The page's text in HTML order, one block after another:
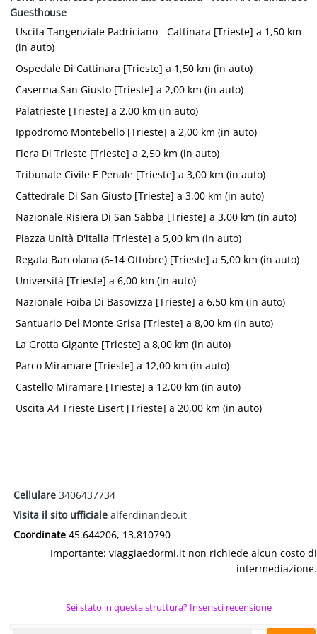
Guesthouse
Uscita Tangenziale Padriciano - Cattinara [Trieste] a 1,50 km
(in auto)
Ospedale Di Cattinara [Trieste] a 1,50 km (in auto)
Caserma San Giusto [Trieste] a 2,00 km (in auto)
Palatrieste [Trieste] a 2,00 km (in auto)
Ippodromo Montebello [Trieste] a 2,00 km (in auto)
Fiera Di Trieste [Trieste] a 2,50 km (in auto)
Tribunale Civile E Penale [Trieste] a 3,00 km (in auto)
Cattedrale Di San Giusto [Trieste] a 3,00 km (in auto)
Nazionale Risiera Di San Sabba [Trieste] a 3,00 km (in auto)
Piazza Unità D'italia [Trieste] a 5,00 km (in auto)
Regata Barcolana (6-14 Ottobre) [Trieste] a 5,00 km (in auto)
Università [Trieste] a 6,00 km (in auto)
Nazionale Foiba Di Basovizza [Trieste] a 6,50 km (in auto)
Santuario Del Monte Grisa [Trieste] a 8,00 km (in auto)
La Grotta Gigante [Trieste] a 8,00 km (in auto)
Parco Miramare [Trieste] a 12,00 km (in auto)
Castello Miramare [Trieste] a 12,00 km (in auto)
Uscita A4 Trieste Lisert [Trieste] a 20,00 km (in auto)
Cellulare 3406437734
Visita il sito ufficiale alferdinandeo.it
Coordinate 45.644206, 13.810790
Importante: viaggiaedormi.it non richiede alcun costo di
intermediazione.
Sei stato in questa struttura? Inserisci recensione